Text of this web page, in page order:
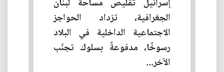
الجغرافية، تزداد الحواجز
الاجتماعية الداخلية في البلاد
رسوخًا، مدفوعةً بسلوك تجنّب
الآخر...